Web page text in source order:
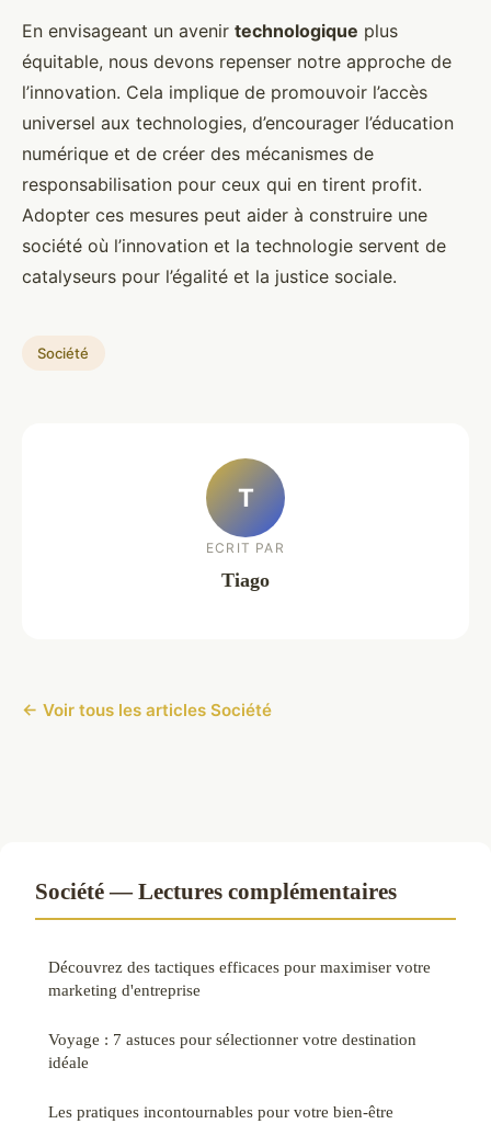
En envisageant un avenir technologique plus
équitable, nous devons repenser notre approche de
l’innovation. Cela implique de promouvoir l’accès
universel aux technologies, d’encourager l’éducation
numérique et de créer des mécanismes de
responsabilisation pour ceux qui en tirent profit.
Adopter ces mesures peut aider à construire une
société où l’innovation et la technologie servent de
catalyseurs pour l’égalité et la justice sociale.
Société
T
ECRIT PAR
Tiago
← Voir tous les articles Société
Société — Lectures complémentaires
Découvrez des tactiques efficaces pour maximiser votre
marketing d'entreprise
Voyage : 7 astuces pour sélectionner votre destination
idéale
Les pratiques incontournables pour votre bien-être